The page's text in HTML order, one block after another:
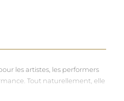
les artistes, les performers
Tout naturellement, elle